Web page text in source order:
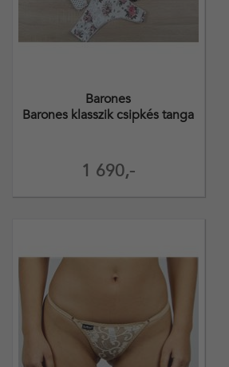
1 690,-
Barones
Barones klasszik csipkés tanga